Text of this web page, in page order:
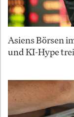
Asiens Börsen
und KI-Hype